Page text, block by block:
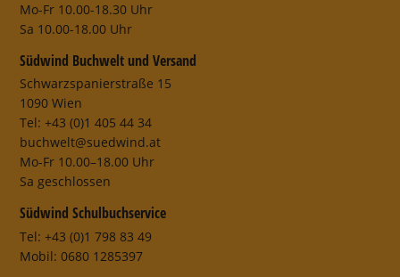
Mo-Fr 10.00-18.30 Uhr
Sa 10.00-18.00 Uhr
Südwind Buchwelt und Versand
Schwarzspanierstraße 15
1090 Wien
Tel: +43 (0)1 405 44 34
buchwelt@suedwind.at
Mo-Fr 10.00–18.00 Uhr
Sa geschlossen
Südwind Schulbuchservice
Tel: +43 (0)1 798 83 49
Mobil: 0680 1285397